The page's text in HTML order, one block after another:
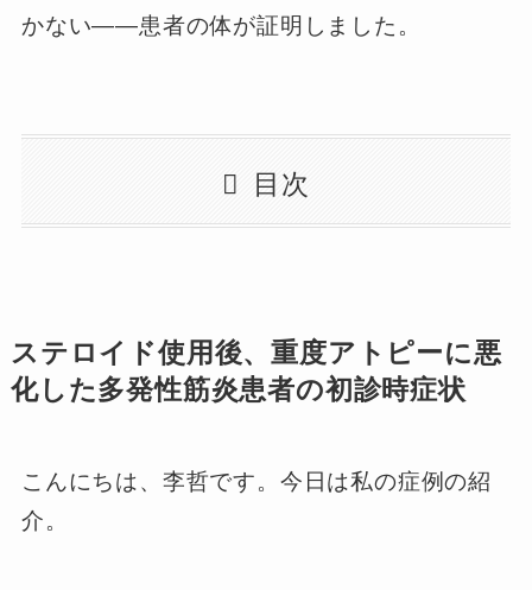
かない——患者の体が証明しました。
目次
ステロイド使用後、重度アトピーに悪
化した多発性筋炎患者の初診時症状
こんにちは、李哲です。今日は私の症例の紹
介。